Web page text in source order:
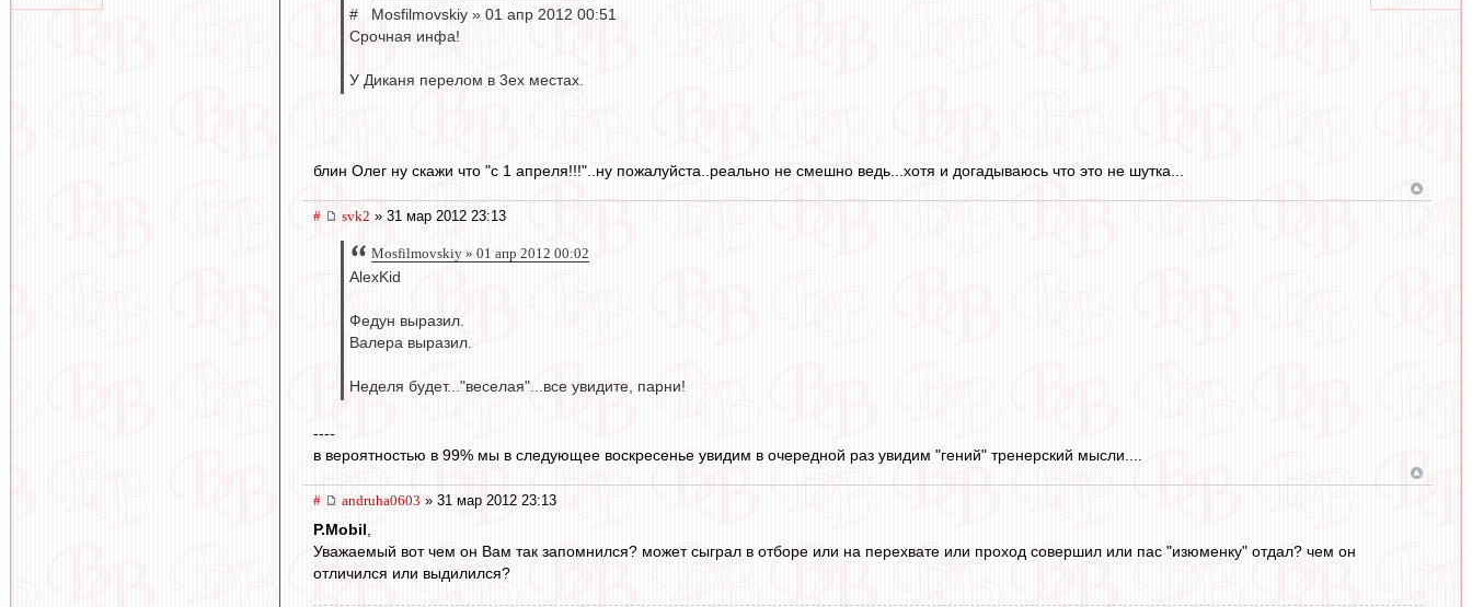
# Mosfilmovskiy » 01 апр 2012 00:51
Срочная инфа!
У Диканя перелом в 3ех местах.
блин Олег ну скажи что "с 1 апреля!!!"..ну пожалуйста..реально не смешно ведь...хотя и догадываюсь что это не шутка...
# svk2 » 31 мар 2012 23:13
Mosfilmovskiy » 01 апр 2012 00:02
AlexKid
Федун выразил.
Валера выразил.
Неделя будет..."веселая"...все увидите, парни!
----
в вероятностью в 99% мы в следующее воскресенье увидим в очередной раз увидим "гений" тренерский мысли....
# andruha0603 » 31 мар 2012 23:13
P.Mobil
Уважаемый вот чем он Вам так запомнился? может сыграл в отборе или на перехвате или проход совершил или пас "изюменку" отдал? чем он
отличился или выдилился?